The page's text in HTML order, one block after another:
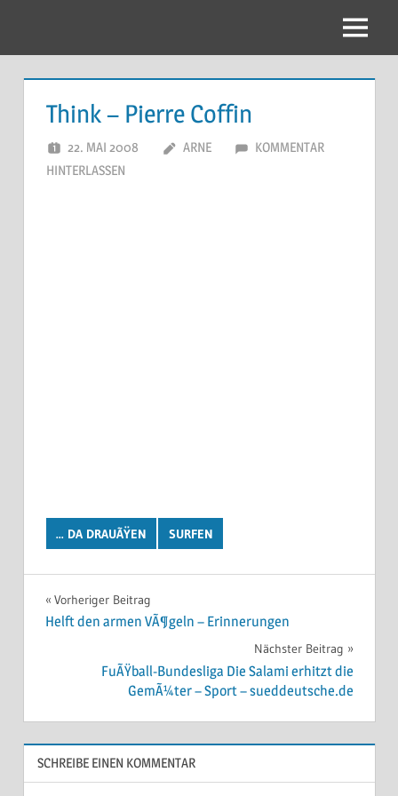
Menu
Think – Pierre Coffin
22. MAI 2008 ARNE
KOMMENTAR
HINTERLASSEN
... DA DRAUÃŸEN SURFEN
Beitragsnavigation
Vorheriger Beitrag
Helft den armen VÃ¶geln – Erinnerungen
Nächster Beitrag
FuÃŸball-Bundesliga Die Salami erhitzt die
GemÃ¼ter – Sport – sueddeutsche.de
SCHREIBE EINEN KOMMENTAR